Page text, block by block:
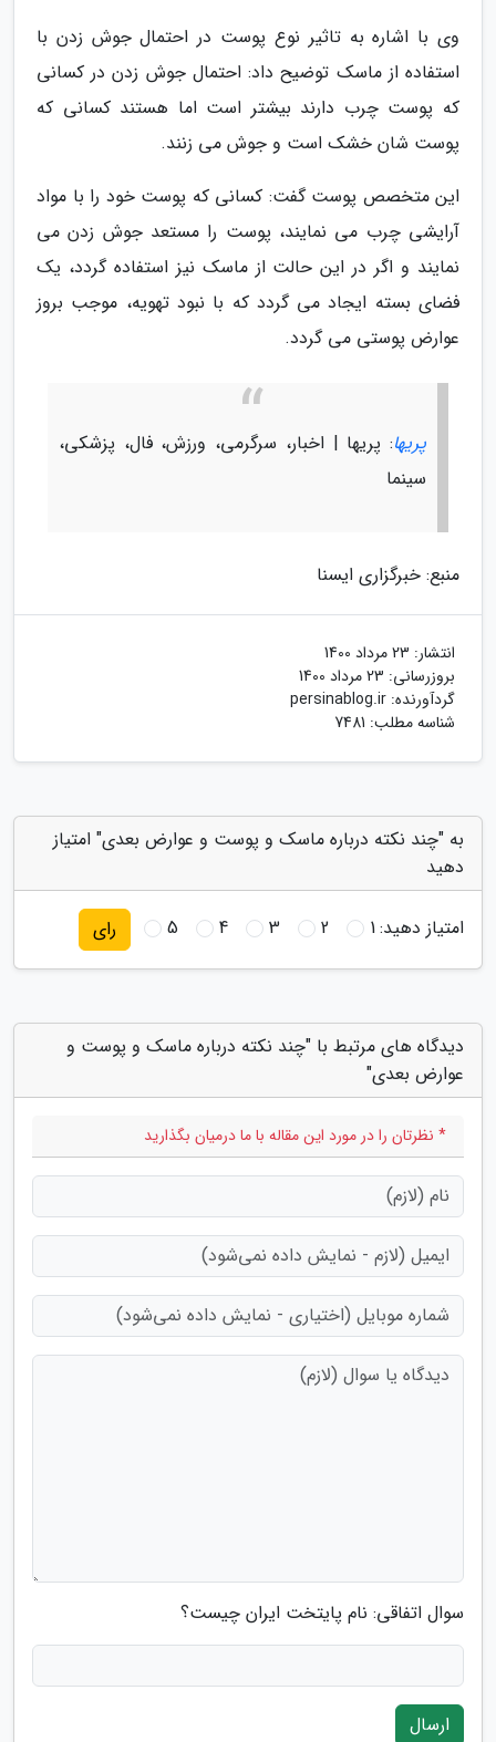
وی با اشاره به تاثیر نوع پوست در احتمال جوش زدن با
استفاده از ماسک توضیح داد: احتمال جوش زدن در کسانی
که پوست چرب دارند بیشتر است اما هستند کسانی که
پوست شان خشک است و جوش می زنند.
این متخصص پوست گفت: کسانی که پوست خود را با مواد
آرایشی چرب می نمایند، پوست را مستعد جوش زدن می
نمایند و اگر در این حالت از ماسک نیز استفاده گردد، یک
فضای بسته ایجاد می گردد که با نبود تهویه، موجب بروز
عوارض پوستی می گردد.
پریها: پریها | اخبار، سرگرمی، ورزش، فال، پزشکی،
سینما
منبع: خبرگزاری ایسنا
انتشار: 23 مرداد 1400
بروزرسانی: 23 مرداد 1400
گردآورنده: persinablog.ir
شناسه مطلب: 7481
به "چند نکته درباره ماسک و پوست و عوارض بعدی" امتیاز
دهید
امتیاز دهید:1
2
3
4
5 رای
دیدگاه های مرتبط با "چند نکته درباره ماسک و پوست و
عوارض بعدی"
* نظرتان را در مورد این مقاله با ما درمیان بگذارید
سوال اتفاقی: نام پایتخت ایران چیست؟
ارسال